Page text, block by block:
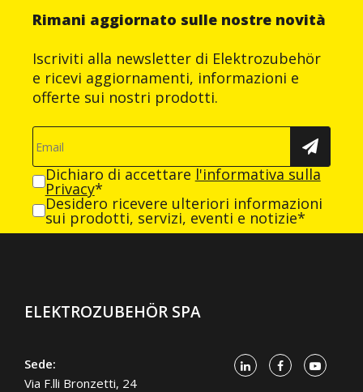
Rimani aggiornato sulle nostre novità
Iscriviti alla newsletter di Elektrozubehör
e ricevi aggiornamenti, informazioni e
offerte sui nostri prodotti.
Dichiaro di accettare l'informativa sulla
Privacy*
Desidero ricevere ulteriori informazioni
sui prodotti, servizi, eventi e notizie*
ELEKTROZUBEHÖR SPA
Sede:
Via F.lli Bronzetti, 24